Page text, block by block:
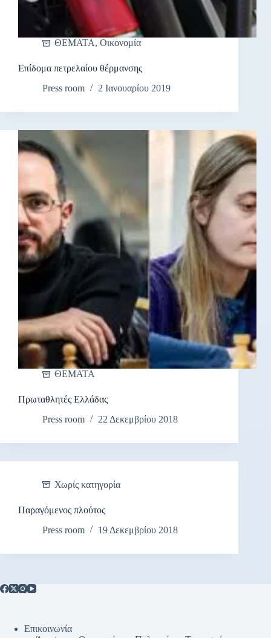
ΘΕΜΑΤΑ, Οικονομία
Επίδομα πετρελαίου θέρμανσης
Press room
2 Ιανουαρίου 2019
ΘΕΜΑΤΑ
Πρωταθλητές Ελλάδας
Press room
22 Δεκεμβρίου 2018
Χωρίς κατηγορία
Παραγόμενος πλούτος
Press room
19 Δεκεμβρίου 2018
Επικοινωνία